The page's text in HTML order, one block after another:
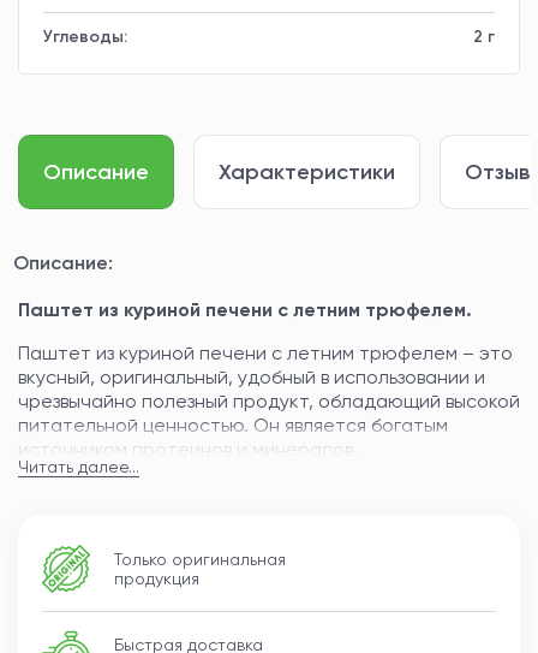
Углеводы: 2 г
Описание Характеристики
Описание:
Паштет из куриной печени с летним трюфелем.
Паштет из куриной печени с летним трюфелем – это
вкусный, оригинальный, удобный в использовании и
чрезвычайно полезный продукт, обладающий высокой
питательной ценностью. Он является богатым
источником протеинов и минералов.
масла и натуральных приправ, паштет станет
идеальным угощением не только за семейным ужином,
но и для праздничного стола.
Тонкий сладковато-ореховый аромат и нежные
Читать далее...
Только оригинальная
продукция
Быстрая доставка